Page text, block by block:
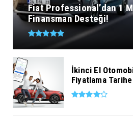
Fiat Professional’dan 1
Finansman Desteği!
İkinci El
Fiyatlama Tarihe